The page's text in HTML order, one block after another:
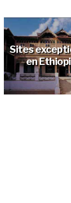
Sites
en